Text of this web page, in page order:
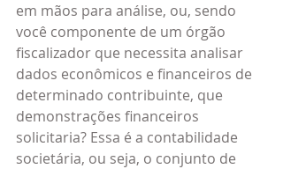
em mãos para análise, ou, sendo
você componente de um órgão
fiscalizador que necessita analisar
dados econômicos e financeiros de
determinado contribuinte, que
demonstrações financeiros
solicitaria? Essa é a contabilidade
societária, ou seja, o conjunto de